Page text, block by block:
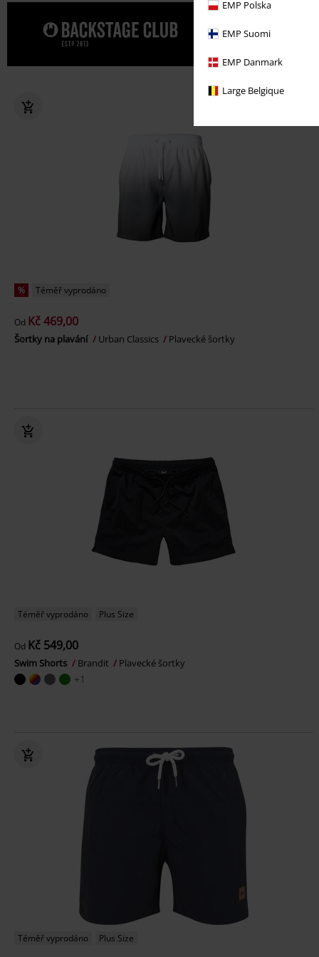
EMP Polska
EMP Suomi
EMP Danmark
Large Belgique
Dopřejte si
% Téměř vyprodáno
Od Kč 469,00
Šortky na plavání Urban Classics Plavecké šortky
Téměř vyprodáno Plus Size
Od Kč 549,00
Swim Shorts Brandit Plavecké šortky
+1
Téměř vyprodáno Plus Size